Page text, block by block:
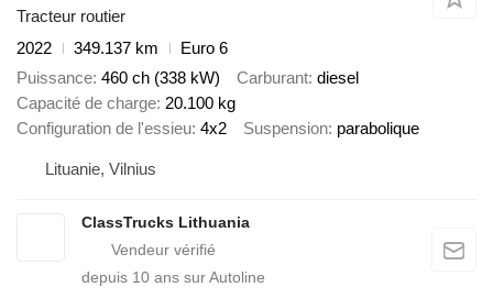
Tracteur routier
2022
349.137 km
Euro 6
Puissance 460 ch (338 kW) Carburant diesel
Capacité de charge 20.100 kg
Configuration de l'essieu 4x2 Suspension parabolique
Lituanie, Vilnius
ClassTrucks Lithuania
depuis 10 ans sur Autoline